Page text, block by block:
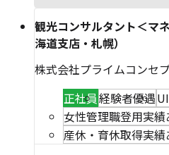
観光コンサルタント＜マ
海道支店・札幌）
株式会社プライムコンセ
正社員経験者優遇
女性管理職登用実績
産休・育休取得実績